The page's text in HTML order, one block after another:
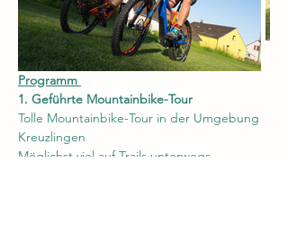
Programm
1. Geführte Mountainbike-Tour
Tolle Mountainbike-Tour in der Umgebung
Kreuzlingen
Möglichst viel auf Trails unterwegs